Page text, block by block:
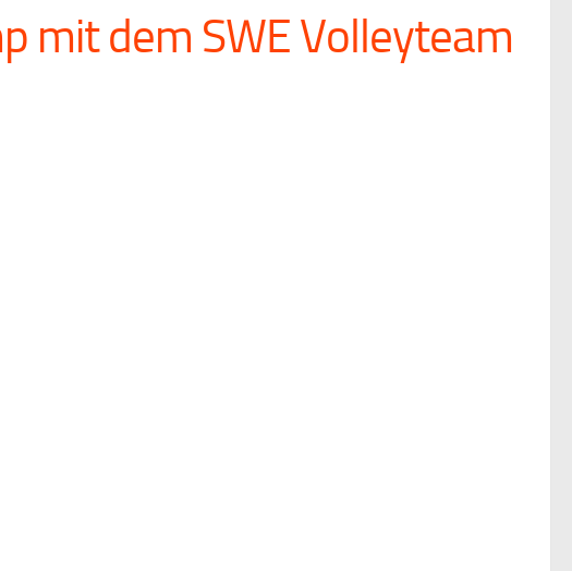
mit dem SWE Volleyteam